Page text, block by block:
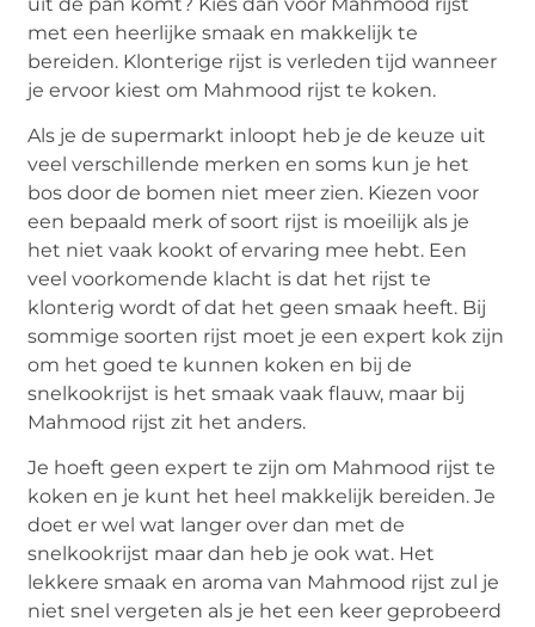
met een heerlijke smaak en makkelijk te
bereiden. Klonterige rijst is verleden tijd wanneer
je ervoor kiest om Mahmood rijst te koken.
Als je de supermarkt inloopt heb je de keuze uit
veel verschillende merken en soms kun je het
bos door de bomen niet meer zien. Kiezen voor
een bepaald merk of soort rijst is moeilijk als je
het niet vaak kookt of ervaring mee hebt. Een
veel voorkomende klacht is dat het rijst te
klonterig wordt of dat het geen smaak heeft. Bij
sommige soorten rijst moet je een expert kok zijn
om het goed te kunnen koken en bij de
snelkookrijst is het smaak vaak flauw, maar bij
Mahmood rijst zit het anders.
Je hoeft geen expert te zijn om Mahmood rijst te
koken en je kunt het heel makkelijk bereiden. Je
doet er wel wat langer over dan met de
snelkookrijst maar dan heb je ook wat. Het
lekkere smaak en aroma van Mahmood rijst zul je
niet snel vergeten als je het een keer geprobeerd